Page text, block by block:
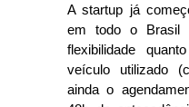
A startup já
em todo o Brasil
flexibilidade
veículo utilizado
ainda o